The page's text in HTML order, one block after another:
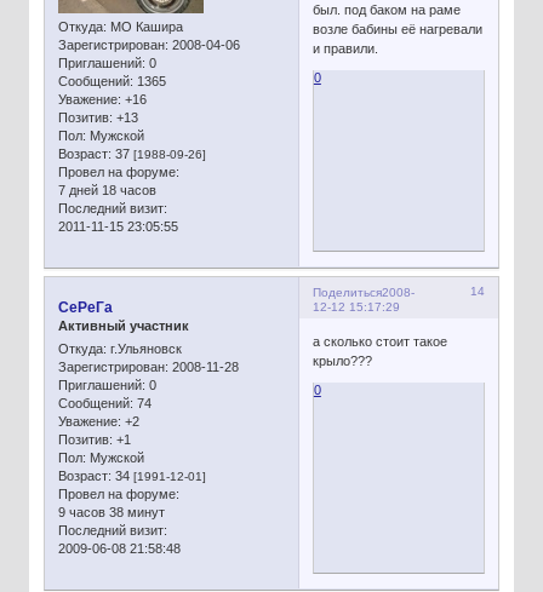
Откуда: МО Кашира
Зарегистрирован: 2008-04-06
Приглашений: 0
Сообщений: 1365
Уважение: +16
Позитив: +13
Пол: Мужской
Возраст: 37 [1988-09-26]
Провел на форуме:
7 дней 18 часов
Последний визит:
2011-11-15 23:05:55
был. под баком на раме
возле бабины её нагревали
и правили.
0
Поделиться 14
2008-
12-12 15:17:29
СеРеГа
Активный участник
Откуда: г.Ульяновск
Зарегистрирован: 2008-11-28
Приглашений: 0
Сообщений: 74
Уважение: +2
Позитив: +1
Пол: Мужской
Возраст: 34 [1991-12-01]
Провел на форуме:
9 часов 38 минут
Последний визит:
2009-06-08 21:58:48
а сколько стоит такое
крыло???
0